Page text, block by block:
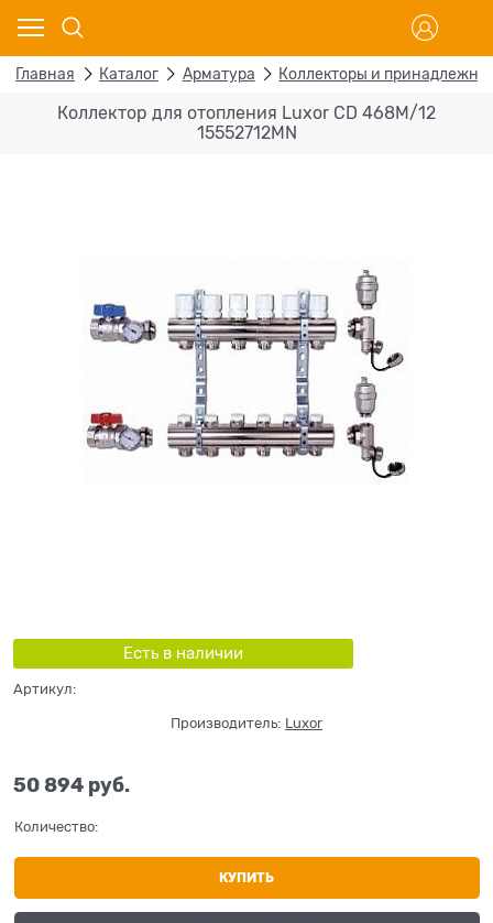
Главная Каталог Арматура Коллекторы и
Коллектор для отопления Luxor CD 468M/12
15552712MN
Есть в наличии
Артикул:
Производитель: Luxor
50 894 руб.
Количество:
КУПИТЬ